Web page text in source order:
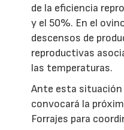
de la eficiencia
y el 50%. En el
descensos de
reproductivas
las temperaturas.
Ante esta situación
convocará la
Forrajes para